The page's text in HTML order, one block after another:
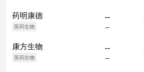
药明康德
医药生物
--
--
康方生物
医药生物
--
--